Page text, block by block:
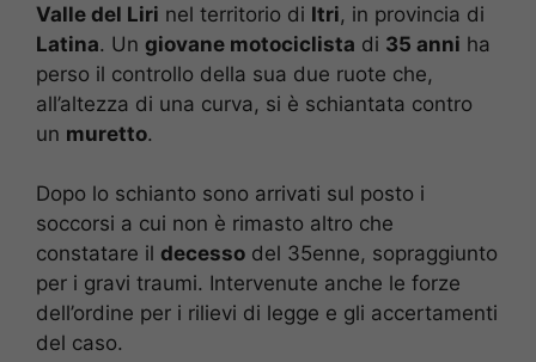
Valle del Liri nel territorio di Itri, in provincia di
Latina. Un giovane motociclista di 35 anni ha
perso il controllo della sua due ruote che,
all’altezza di una curva, si è schiantata contro
un muretto.
Dopo lo schianto sono arrivati sul posto i
soccorsi a cui non è rimasto altro che
constatare il decesso del 35enne, sopraggiunto
per i gravi traumi. Intervenute anche le forze
dell’ordine per i rilievi di legge e gli accertamenti
del caso.